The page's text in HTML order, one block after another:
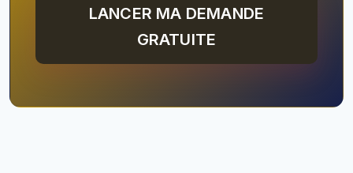
LANCER MA DEMANDE
GRATUITE